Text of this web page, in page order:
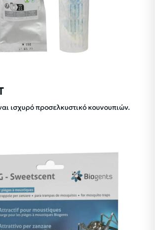
ισχυρό προσελκυστικό κουνουπιών.